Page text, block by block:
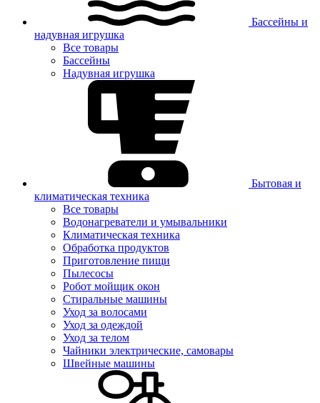
Бассейны и
надувная игрушка
Все товары
Бассейны
Надувная игрушка
Бытовая и
климатическая техника
Все товары
Водонагреватели и умывальники
Климатическая техника
Обработка продуктов
Приготовление пищи
Пылесосы
Робот мойщик окон
Стиральные машины
Уход за волосами
Уход за одеждой
Уход за телом
Чайники электрические, самовары
Швейные машины